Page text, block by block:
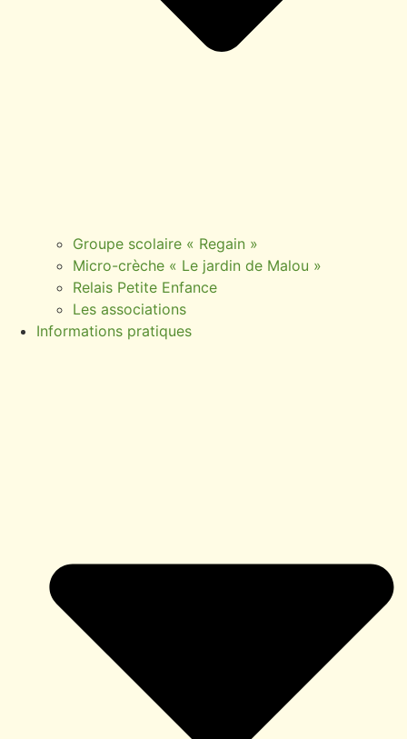
Groupe scolaire « Regain »
Micro-crèche « Le jardin de Malou »
Relais Petite Enfance
Les associations
Informations pratiques